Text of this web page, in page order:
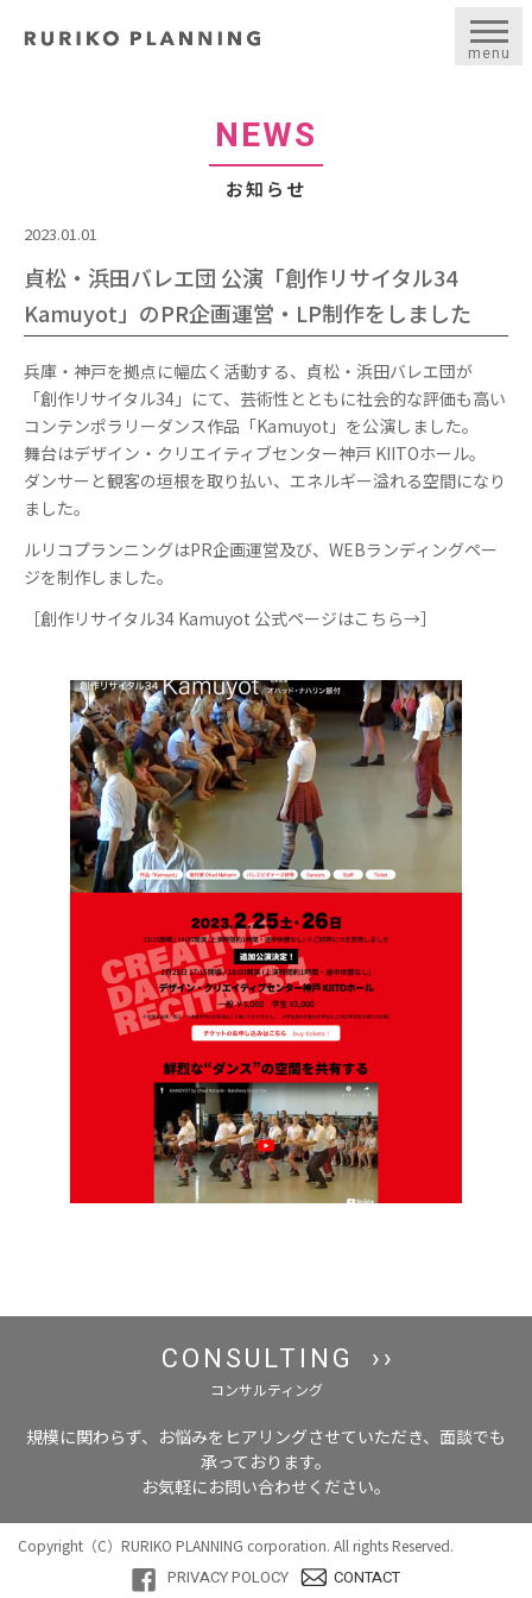
menu
NEWS
お知らせ
2023.01.01
貞松・浜田バレエ団 公演「創作リサイタル34
Kamuyot」のPR企画運営・LP制作をしました
兵庫・神戸を拠点に幅広く活動する、貞松・浜田バレエ団が
「創作リサイタル34」にて、芸術性とともに社会的な評価も高い
コンテンポラリーダンス作品「Kamuyot」を公演しました。
舞台はデザイン・クリエイティブセンター神戸 KIITOホール。
ダンサーと観客の垣根を取り払い、エネルギー溢れる空間になり
ました。
ルリコプランニングはPR企画運営及び、WEBランディングペー
ジを制作しました。
［創作リサイタル34 Kamuyot 公式ページはこちら→］
CONSULTING
コンサルティング
規模に関わらず、お悩みをヒアリングさせていただき、面談でも
承っております。
お気軽にお問い合わせください。
Copyright（C）RURIKO PLANNING corporation. All rights Reserved.
PRIVACY POLOCY CONTACT